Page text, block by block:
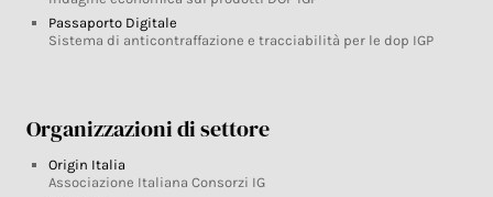
Passaporto Digitale
Sistema di anticontraffazione e tracciabilità per le dop IGP
Organizzazioni di settore
Origin Italia
Associazione Italiana Consorzi IG